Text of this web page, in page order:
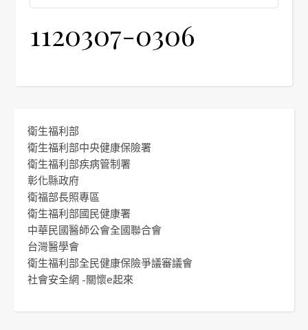
1120307-0306
衛生福利部
衛生福利部中央健康保險署
衛生福利部疾病管制署
彰化縣政府
衛福部長照專區
衛生福利部國民健康署
中華民國醫師公會全國聯合會
台灣醫學會
衛生福利部全民健康保險爭議審議會
社會安全網 -關懷e起來